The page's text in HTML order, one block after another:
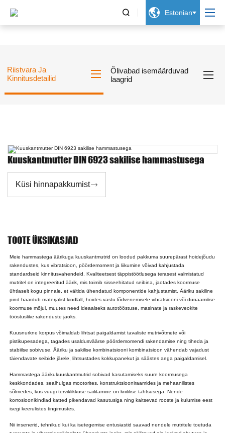
  Estonian
Riistvara Ja
Kinnitusdetailid
Õlivabad isemäärduvad
laagrid
Kuuskantmutter DIN 6923 sakilise hammastusega
Küsi hinnapakkumist
TOOTE ÜKSIKASJAD
Meie hammastega äärikuga kuuskantmutrid on loodud pakkuma suurepärast hoidejõudu
rakendustes, kus vibratsioon, pöördemoment ja liikumine võivad kahjustada
standardseid kinnitusvahendeid. Kvaliteetsest täppistöötlusega terasest valmistatud
mutritel on integreeritud äärik, mis toimib sisseehitatud seibina, jaotades koormuse
ühtlaselt kogu pinnale, et vältida ühendatud komponentide kahjustamist. Ääriku sakiline
pind haardub materjalist kindlalt, hoides vastu lõdvenemisele vibratsiooni või dünaamilise
koormuse mõjul, muutes need ideaalseks autotööstuse, masinate ja raskeveokite
tööstuslike rakenduste jaoks.
Kuusnurkne korpus võimaldab lihtsat paigaldamist tavaliste mutrivõtmete või
pistikupesadega, tagades usaldusväärse pöördemomendi rakendamise ning tiheda ja
stabiilse sobivuse. Ääriku ja sakilise kombinatsiooni kombinatsioon vähendab vajadust
täiendavate seibide järele, lihtsustades kokkupanekut ja säästes aega paigaldamisel.
Hammastega äärikukuuskantmutrid sobivad kasutamiseks suure koormusega
keskkondades, sealhulgas mootorites, konstruktsiooniraamides ja mehaanilistes
sõlmedes, kus vuugi terviklikkuse säilitamine on kriitilise tähtsusega. Nende
korrosioonikindlad katted pikendavad kasutusiga ning kaitsevad rooste ja kulumise eest
isegi keerulistes tingimustes.
Nii insenerid, tehnikud kui ka isetegemise entusiastid saavad nendele mutritele toetuda